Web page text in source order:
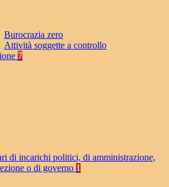
Burocrazia zero
Attività soggette a controllo
7
di incarichi politici, di amministrazione,
o di governo 1